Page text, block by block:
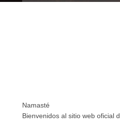
Namasté
Bienvenidos al sitio web oficial